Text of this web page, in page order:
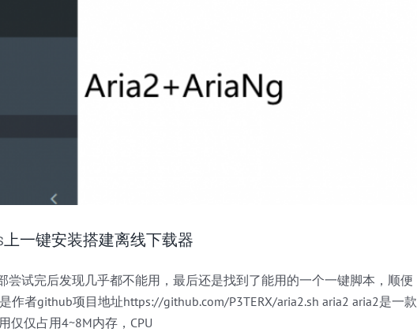
一键安装搭建离线下载器
尝试完后发现几乎都不能用，最后还是找到了能用的一个一键脚本，顺便
作者github项目地址https://github.com/P3TERX/aria2.sh aria2 aria2是一款
仅仅占用4~8M内存，CPU
使用Nextcloud一步搭建私有云盘